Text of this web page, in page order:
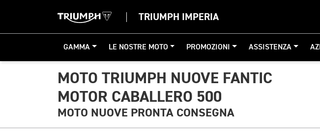
TRIUMPH IMPERIA
GAMMA LE NOSTRE MOTO PROMOZIONI ASSISTENZA
MOTO TRIUMPH NUOVE FANTIC
MOTOR CABALLERO 500
MOTO NUOVE PRONTA CONSEGNA